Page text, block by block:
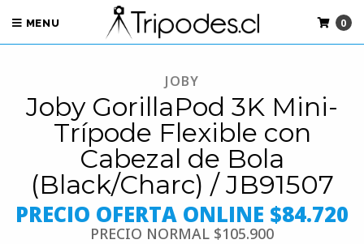
MENU 0
JOBY
Joby GorillaPod 3K Mini-
Trípode Flexible con
Cabezal de Bola
(Black/Charc) / JB91507
PRECIO OFERTA ONLINE $84.720
PRECIO NORMAL $105.900